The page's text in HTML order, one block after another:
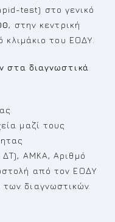
test) στο γενικό
, στην κεντρική
του ΕΟΔΥ.
στα διαγνωστικά
μαζί τους
ΑΜΚΑ, Αριθμό
από τον ΕΟΔΥ
διαγνωστικών